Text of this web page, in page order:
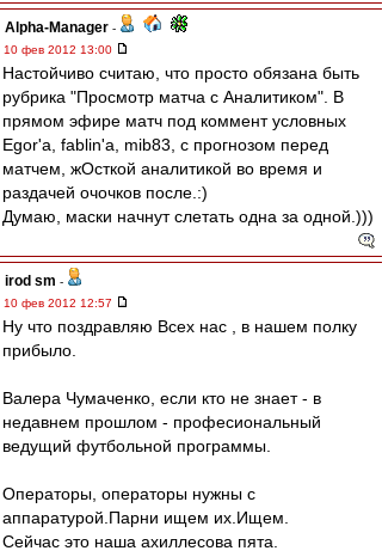
Alpha-Manager -
10 фев 2012 13:00
Настойчиво считаю, что просто обязана быть
рубрика "Просмотр матча с Аналитиком". В
прямом эфире матч под коммент условных
Egor'а, fablin'a, mib83, с прогнозом перед
матчем, жОсткой аналитикой во время и
раздачей очочков после.:)
Думаю, маски начнут слетать одна за одной.)))
irod sm -
10 фев 2012 12:57
Ну что поздравляю Всех нас , в нашем полку
прибыло.
Валера Чумаченко, если кто не знает - в
недавнем прошлом - професиональный
ведущий футбольной программы.
Операторы, операторы нужны с
аппаратурой.Парни ищем их.Ищем.
Сейчас это наша ахиллесова пята.